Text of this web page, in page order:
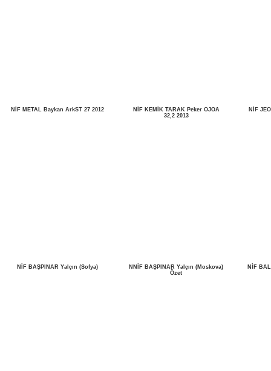
NİF METAL Baykan ArkST 27 2012
NİF KEMİK TARAK Peker OJOA
32,2 2013
NİF
NİF BAŞPINAR Yalçın (Sofya)
NNİF BAŞPINAR Yalçın (Moskova)
Özet
NİF